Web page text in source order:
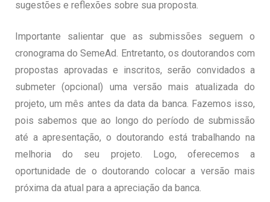
sugestões e reflexões sobre sua proposta.
Importante salientar que as submissões seguem o
cronograma do SemeAd. Entretanto, os doutorandos com
propostas aprovadas e inscritos, serão convidados a
submeter (opcional) uma versão mais atualizada do
projeto, um mês antes da data da banca. Fazemos isso,
pois sabemos que ao longo do período de submissão
até a apresentação, o doutorando está trabalhando na
melhoria do seu projeto. Logo, oferecemos a
oportunidade de o doutorando colocar a versão mais
próxima da atual para a apreciação da banca.